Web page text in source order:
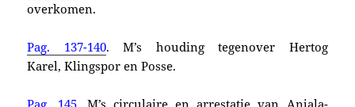
overkomen.
Pag. 137-140. M’s houding tegenover Hertog
Karel, Klingspor en Posse.